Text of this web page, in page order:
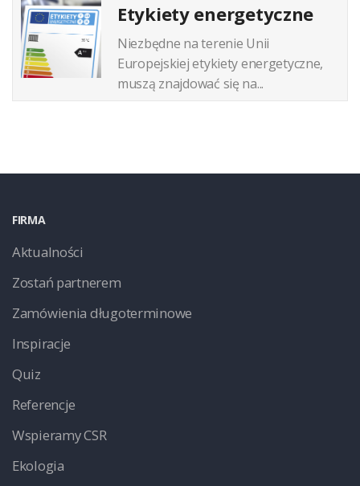
Etykiety energetyczne
Niezbędne na terenie Unii
Europejskiej etykiety energetyczne,
muszą znajdować się na...
FIRMA
Aktualności
Zostań partnerem
Zamówienia długoterminowe
Inspiracje
Quiz
Referencje
Wspieramy CSR
Ekologia